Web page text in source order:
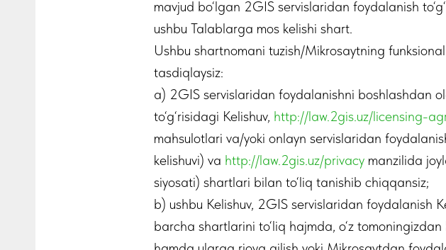
mavjud bo‘lgan 2GIS servislaridan foydalanish
ushbu Talablarga mos kelishi shart.
Ushbu shartnomani tuzish/Mikrosaytning
tasdiqlaysiz:
a) 2GIS servislaridan foydalanishni boshlashdan
to‘g‘risidagi Kelishuv, http://law.2gis.uz/licensing-
mahsulotlari va/yoki onlayn servislaridan
kelishuvi) va http://law.2gis.uz/privacy manzilida
siyosati) shartlari bilan to‘liq tanishib chiqqansiz;
b) ushbu Kelishuv, 2GIS servislaridan foydalanish
barcha shartlarini to‘liq hajmda, o‘z